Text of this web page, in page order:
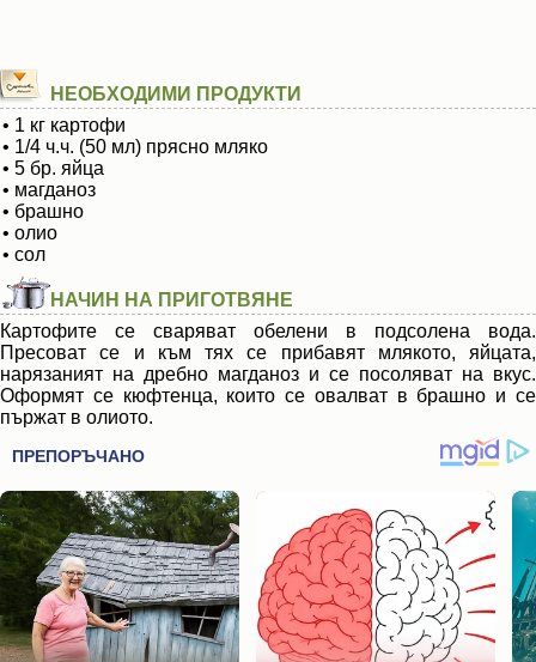
НЕОБХОДИМИ ПРОДУКТИ
• 1 кг картофи
• 1/4 ч.ч. (50 мл) прясно мляко
• 5 бр. яйца
• магданоз
• брашно
• олио
• сол
НАЧИН НА ПРИГОТВЯНЕ
Картофите се сваряват обелени в подсолена вода.
Пресоват се и към тях се прибавят млякото, яйцата,
нарязаният на дребно магданоз и се посоляват на вкус.
Оформят се кюфтенца, които се овалват в брашно и се
пържат в олиото.